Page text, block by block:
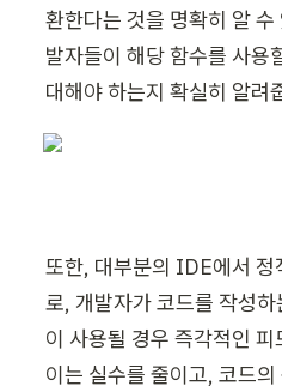
환한다는 것을 명확히 알
발자들이 해당 함수를 사용
대해야 하는지 확실히 알려
또한, 대부분의 IDE에서 정
로, 개발자가 코드를 작성
이 사용될 경우 즉각적인
이는 실수를 줄이고, 코드